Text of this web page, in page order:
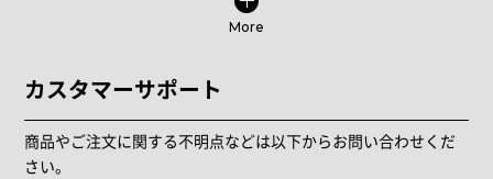
More
カスタマーサポート
商品やご注文に関する不明点などは以下からお問い合わせくだ
さい。